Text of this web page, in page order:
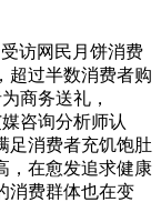
访网民月饼消费
超过半数消费者购
商务送礼，
咨询分析师认
足消费者充饥饱肚
，在愈发追求健康
消费群体也在变